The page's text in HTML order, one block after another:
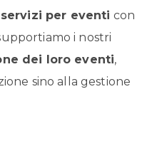
servizi per eventi con
i nostri
dei loro eventi,
sino alla gestione